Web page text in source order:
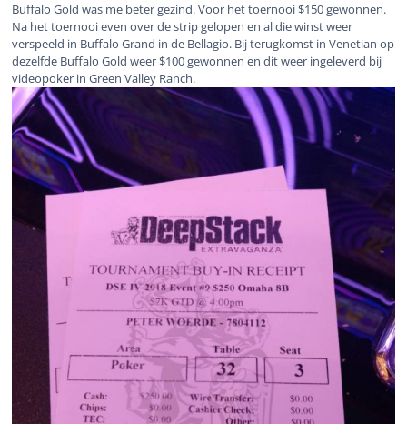
Buffalo Gold was me beter gezind. Voor het toernooi $150 gewonnen.
Na het toernooi even over de strip gelopen en al die winst weer
verspeeld in Buffalo Grand in de Bellagio. Bij terugkomst in Venetian op
dezelfde Buffalo Gold weer $100 gewonnen en dit weer ingeleverd bij
videopoker in Green Valley Ranch.